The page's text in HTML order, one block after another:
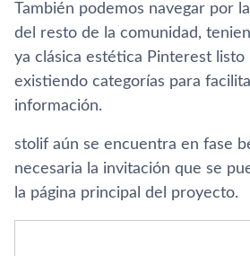
También podemos navegar por
del resto de la comunidad,
ya clásica estética Pinterest listo
existiendo categorí­as para
información.
stolif aún se encuentra en fase
necesaria la invitación que se
la página principal del proyecto.